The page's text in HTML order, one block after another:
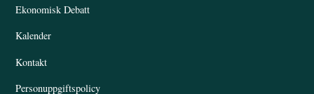
Ekonomisk Debatt
Kalender
Kontakt
Personuppgiftspolicy